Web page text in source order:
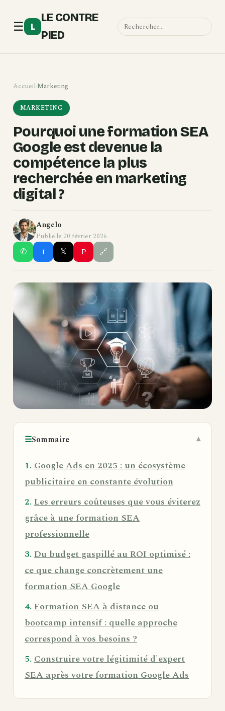
☰ L
LE CONTRE
PIED
Accueil›Marketing
MARKETING
Pourquoi une formation SEA
Google est devenue la
compétence la plus
recherchée en marketing
digital ?
Angelo
Publié le 20 février 2026
✆ f 𝕏 P 🔗
☰Sommaire
Google Ads en 2025 : un écosystème
publicitaire en constante évolution
Les erreurs coûteuses que vous éviterez
grâce à une formation SEA
professionnelle
Du budget gaspillé au ROI optimisé :
ce que change concrètement une
formation SEA Google
Formation SEA à distance ou
bootcamp intensif : quelle approche
correspond à vos besoins ?
Construire votre légitimité d'expert
SEA après votre formation Google Ads